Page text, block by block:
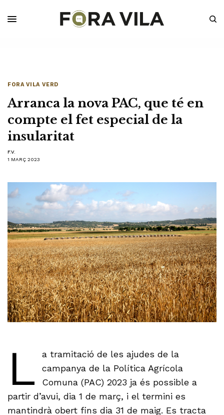
FORA VILA VERD
Arranca la nova PAC, que té en
compte el fet especial de la
insularitat
F.V.
1 MARÇ 2023
L
a tramitació de les ajudes de la
campanya de la Política Agrícola
Comuna (PAC) 2023 ja és possible a
partir d’avui, dia 1 de març, i el termini es
mantindrà obert fins dia 31 de maig. Es tracta